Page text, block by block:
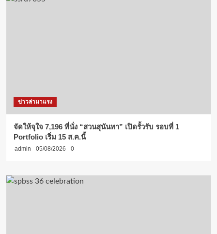
ข่าวล่ามาแรง
จัดให้จุใจ 7,196 ที่นั่ง “สวนสุนันทา” เปิดรั้วรับ รอบที่ 1
Portfolio เริ่ม 15 ส.ค.นี้
admin 05/08/2026 0